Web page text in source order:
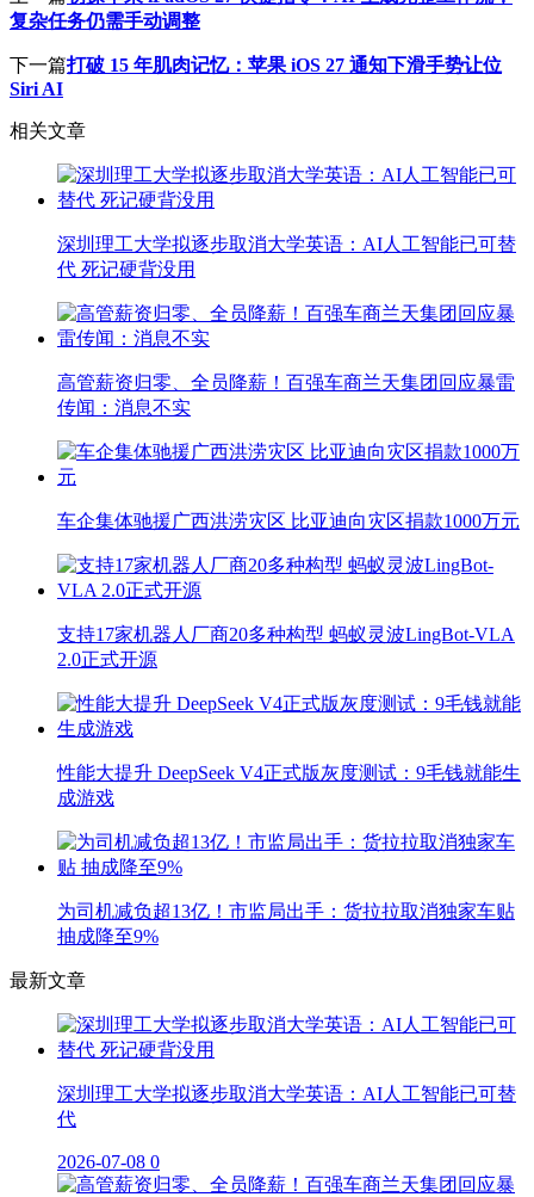
复杂任务仍需手动调整
下一篇打破 15 年肌肉记忆：苹果 iOS 27 通知下滑手势让位
Siri AI
相关文章
深圳理工大学拟逐步取消大学英语：AI人工智能已可替
代 死记硬背没用
高管薪资归零、全员降薪！百强车商兰天集团回应暴雷
传闻：消息不实
车企集体驰援广西洪涝灾区 比亚迪向灾区捐款1000万元
支持17家机器人厂商20多种构型 蚂蚁灵波LingBot-VLA
2.0正式开源
性能大提升 DeepSeek V4正式版灰度测试：9毛钱就能生
成游戏
为司机减负超13亿！市监局出手：货拉拉取消独家车贴
抽成降至9%
最新文章
深圳理工大学拟逐步取消大学英语：AI人工智能已可替
代
2026-07-08 0